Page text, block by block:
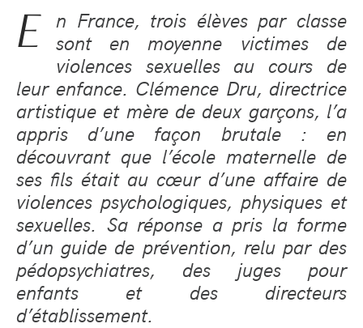
E n France, trois élèves par classe
sont en moyenne victimes de
violences sexuelles au cours de
leur enfance. Clémence Dru, directrice
artistique et mère de deux garçons, l’a
appris d’une façon brutale : en
découvrant que l’école maternelle de
ses fils était au cœur d’une affaire de
violences psychologiques, physiques et
sexuelles. Sa réponse a pris la forme
d’un guide de prévention, relu par des
pédopsychiatres, des juges pour
enfants et des directeurs
d’établissement.